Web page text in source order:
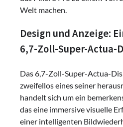
Welt machen.
Design und Anzeige:
6,7-Zoll-Super-Actua-
Das 6,7-Zoll-Super-Actua-
zweifellos eines seiner
handelt sich um ein
das eine immersive visuelle
einer intelligenten